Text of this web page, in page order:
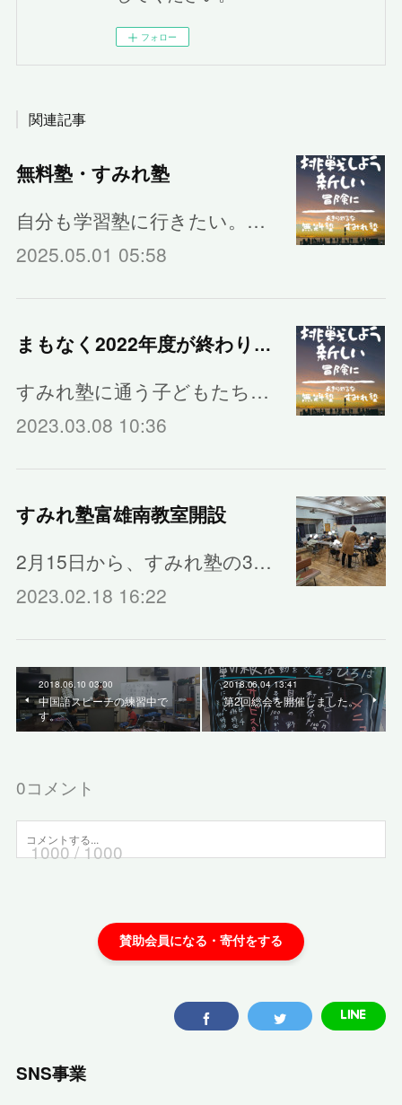
フォロー
関連記事
無料塾・すみれ塾
自分も学習塾に行きたい。…
2025.05.01 05:58
まもなく2022年度が終わります
すみれ塾に通う子どもたち…
2023.03.08 10:36
すみれ塾富雄南教室開設
2月15日から、すみれ塾の3…
2023.02.18 16:22
2018.06.10 03:00
中国語スピーチの練習中で
す。
2018.06.04 13:41
第2回総会を開催しました。
0コメント
1000/ 1000
SNS事業